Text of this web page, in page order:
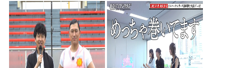
ｗｗｗｗｗｗｗｗｗｗｗｗ ｗｗｗｗｗｗｗｗｗｗ